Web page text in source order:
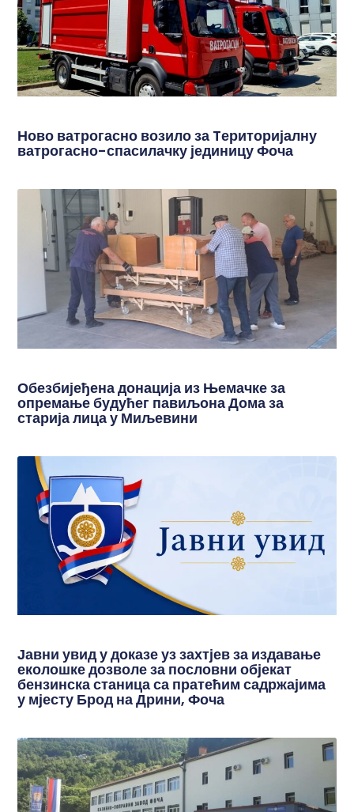
Ново ватрогасно возило за Tериторијалну
ватрогасно-спасилачку јединицу Фоча
Обезбијеђена донација из Њемачке за
опремање будућег павиљона Дома за
старија лица у Миљевини
Јавни увид у доказе уз захтјев за издавање
еколошке дозволе за пословни објекат
бензинска станица са пратећим садржајима
у мјесту Брод на Дрини, Фоча